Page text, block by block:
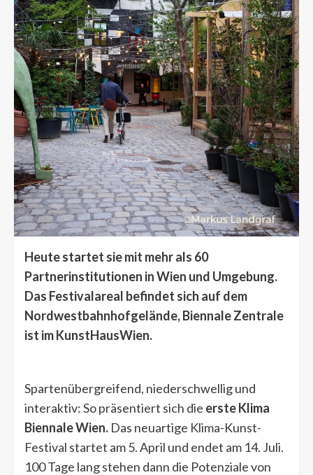
Heute startet sie mit mehr als 60
Partnerinstitutionen in Wien und Umgebung.
Das Festivalareal befindet sich auf dem
Nordwestbahnhofgelände, Biennale Zentrale
ist im KunstHausWien.
Spartenübergreifend, niederschwellig und
interaktiv: So präsentiert sich die erste Klima
Biennale Wien. Das neuartige Klima-Kunst-
Festival startet am 5. April und endet am 14. Juli.
100 Tage lang stehen dann die Potenziale von